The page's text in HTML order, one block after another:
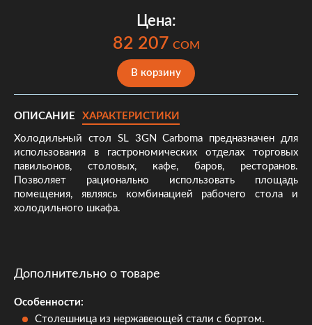
Цена:
82 207 COM
В корзину
ОПИСАНИЕ ХАРАКТЕРИСТИКИ
Холодильный стол SL 3GN Сarboma предназначен для
использования в гастрономических отделах торговых
павильонов, столовых, кафе, баров, ресторанов.
Позволяет рационально использовать площадь
помещения, являясь комбинацией рабочего стола и
холодильного шкафа.
Дополнительно о товаре
Особенности:
Столешница из нержавеющей стали с бортом.